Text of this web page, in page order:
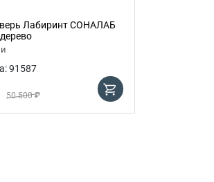
Лабиринт СОНАЛАБ
91587
50 500 ₽